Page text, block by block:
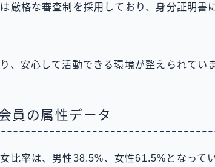
厳格な審査制を採用しており、身分証明書
、安心して活動できる環境が整えられていま
員の属性データ
比率は、男性38.5%、女性61.5%となってい